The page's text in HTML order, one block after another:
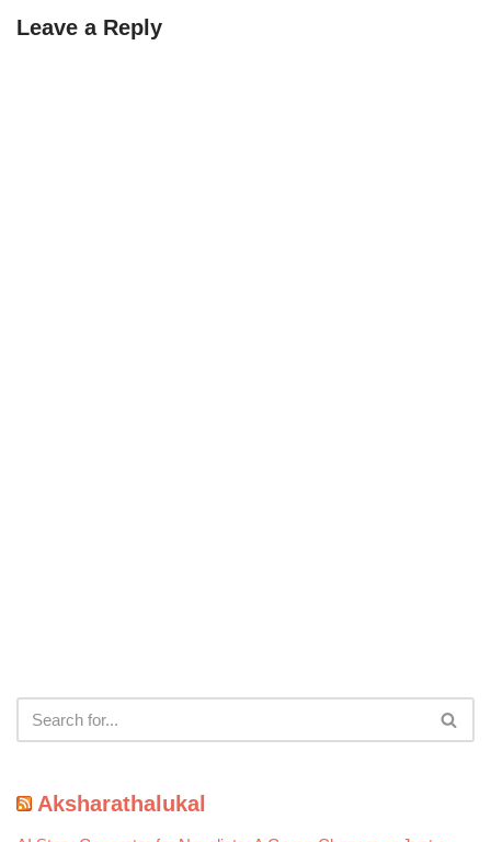
Leave a Reply
Aksharathalukal